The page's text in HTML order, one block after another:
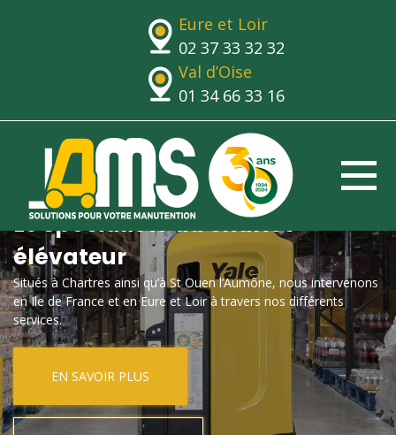
Eure et Loir
02 37 33 32 32
Val d’Oise
01 34 66 33 16
Le spécialiste du chariot
élévateur
Situés à Chartres ainsi qu’à St Ouen l’Aumône, nous intervenons
en Ile de France et en Eure et Loir à travers nos différents
services.
EN SAVOIR PLUS